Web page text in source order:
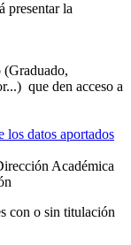
presentar la
que den acceso a
los datos aportados
Académica
con o sin titulación